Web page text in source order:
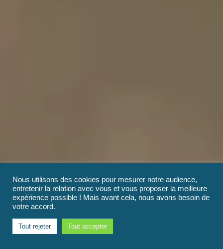
Nous utilisons des cookies pour mesurer notre audience,
entretenir la relation avec vous et vous proposer la meilleure
expérience possible ! Mais avant cela, nous avons besoin de
votre accord.
Tout rejeter Tout accepter